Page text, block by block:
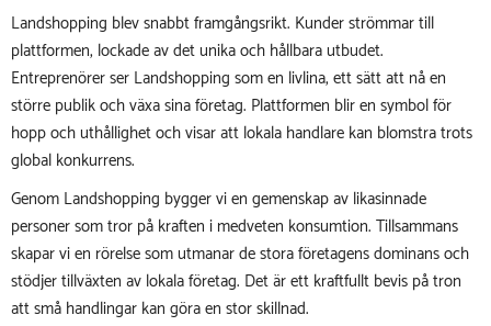
Landshopping blev snabbt framgångsrikt. Kunder strömmar till
plattformen, lockade av det unika och hållbara utbudet.
Entreprenörer ser Landshopping som en livlina, ett sätt att nå en
större publik och växa sina företag. Plattformen blir en symbol för
hopp och uthållighet och visar att lokala handlare kan blomstra trots
global konkurrens.
Genom Landshopping bygger vi en gemenskap av likasinnade
personer som tror på kraften i medveten konsumtion. Tillsammans
skapar vi en rörelse som utmanar de stora företagens dominans och
stödjer tillväxten av lokala företag. Det är ett kraftfullt bevis på tron
att små handlingar kan göra en stor skillnad.